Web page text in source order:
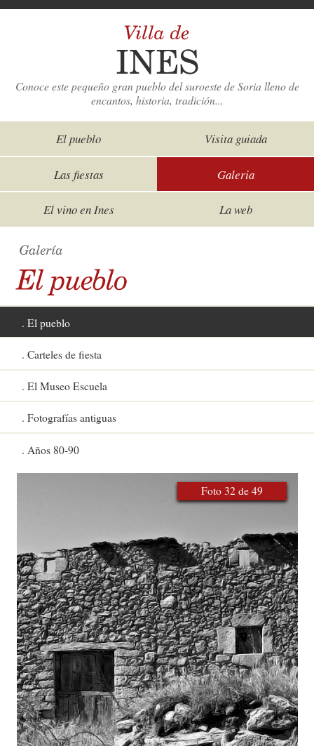
Conoce este pequeño gran pueblo del suroeste de Soria lleno de
encantos, historia, tradición...
El pueblo Visita guiada
Las fiestas Galeria
El vino en Ines La web
El pueblo
Carteles de fiesta
El Museo Escuela
Fotografías antiguas
Años 80-90
Foto 32 de 49